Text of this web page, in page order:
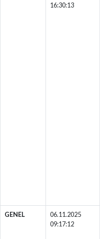
16:30:13
GENEL
06.11.2025
09:17:12